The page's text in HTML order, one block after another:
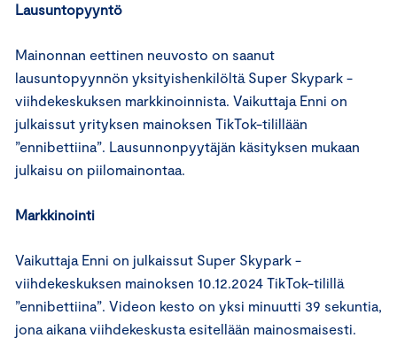
Lausuntopyyntö
Mainonnan eettinen neuvosto on saanut
lausuntopyynnön yksityishenkilöltä Super Skypark -
viihdekeskuksen markkinoinnista. Vaikuttaja Enni on
julkaissut yrityksen mainoksen TikTok-tilillään
”ennibettiina”. Lausunnonpyytäjän käsityksen mukaan
julkaisu on piilomainontaa.
Markkinointi
Vaikuttaja Enni on julkaissut Super Skypark -
viihdekeskuksen mainoksen 10.12.2024 TikTok-tilillä
”ennibettiina”. Videon kesto on yksi minuutti 39 sekuntia,
jona aikana viihdekeskusta esitellään mainosmaisesti.